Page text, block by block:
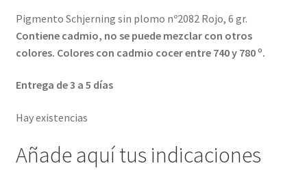
Regalo original
Regalo personal chico-chica
Decoración, cuadros y espejos
Iluminación, lamparas y apliques
Pigmento Schjerning sin plomo nº2082 Rojo, 6 gr.
Contiene cadmio, no se puede mezclar con otros
colores. Colores con cadmio cocer entre 740 y 780 º.
Entrega de 3 a 5 días
Hay existencias
Añade aquí tus indicaciones